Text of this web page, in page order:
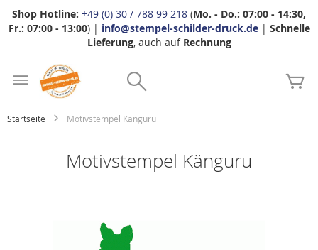
Shop Hotline: +49 (0) 30 / 788 99 218 (Mo. - Do.: 07:00 - 14:30,
Fr.: 07:00 - 13:00) | info@stempel-schilder-druck.de| Schnelle
Lieferung, auch auf Rechnung
Startseite Motivstempel Känguru
Motivstempel Känguru